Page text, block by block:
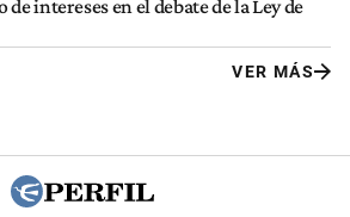
intereses en el debate de la Ley de
VER MÁS